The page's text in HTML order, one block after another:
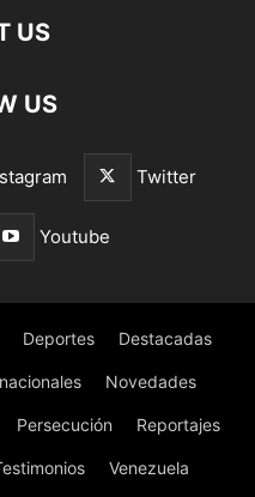
US
US
Twitter
Youtube
Deportes Destacadas
Novedades
Persecución Reportajes
Venezuela